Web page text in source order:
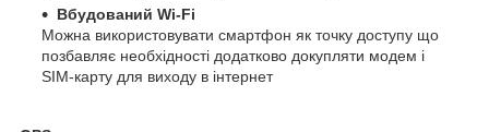
Вбудований Wi-Fi
Можна використовувати смартфон як точку доступу що
позбавляє необхідності додатково докупляти модем і
SIM-карту для виходу в інтернет